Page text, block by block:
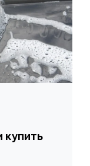
купить